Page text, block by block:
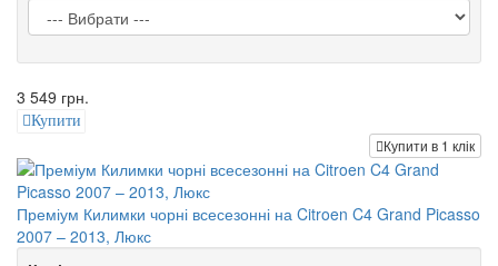
3 549 грн.
Купити
Купити в 1 клік
Преміум Килимки чорні всесезонні на Citroen C4 Grand Picasso
2007 – 2013, Люкс